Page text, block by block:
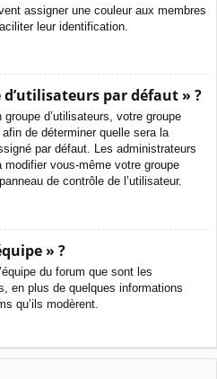
assigner une couleur aux membres
leur identification.
d’utilisateurs par défaut » ?
d’utilisateurs, votre groupe
de déterminer quelle sera la
par défaut. Les administrateurs
vous-même votre groupe
de contrôle de l’utilisateur.
» ?
du forum que sont les
en plus de quelques informations
qu’ils modèrent.